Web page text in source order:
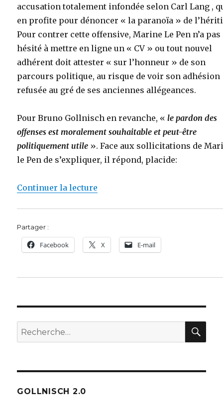
accusation totalement infondée selon Carl Lang ,
en profite pour dénoncer « la paranoïa » de
Pour contrer cette offensive, Marine Le Pen n’a pas
hésité à mettre en ligne un « CV » ou tout nouvel
adhérent doit attester « sur l’honneur » de son
parcours politique, au risque de voir son adhésion
refusée au gré de ses anciennes allégeances.
Pour Bruno Gollnisch en revanche, «le pardon des
offenses est moralement souhaitable et peut-être
politiquement utile ». Face aux sollicitations de
le Pen de s’expliquer, il répond, placide:
Continuer la lecture
Partager :
Facebook X E-mail
Recherche
pour :
GOLLNISCH 2.0